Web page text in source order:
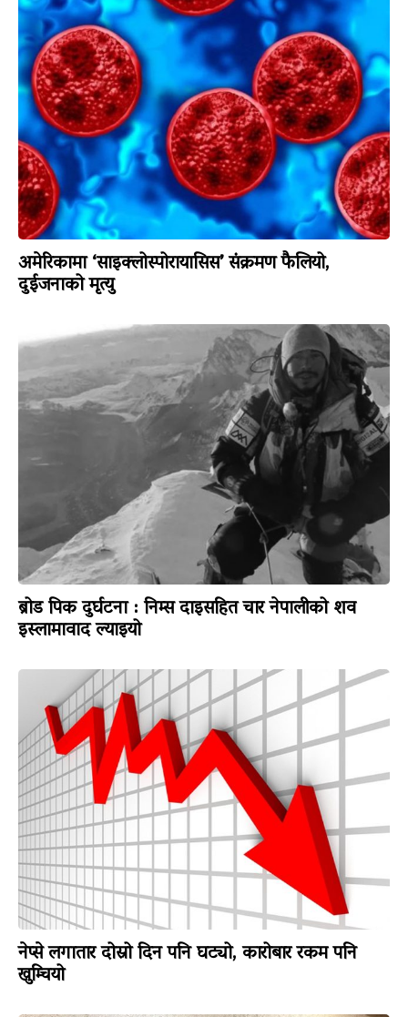
अमेरिकामा ‘साइक्लोस्पोरायासिस’ संक्रमण फैलियो,
दुईजनाको मृत्यु
ब्रोड पिक दुर्घटना : निम्स दाइसहित चार नेपालीको शव
इस्लामावाद ल्याइयो
नेप्से लगातार दोस्रो दिन पनि घट्यो, कारोबार रकम पनि
खुम्चियो